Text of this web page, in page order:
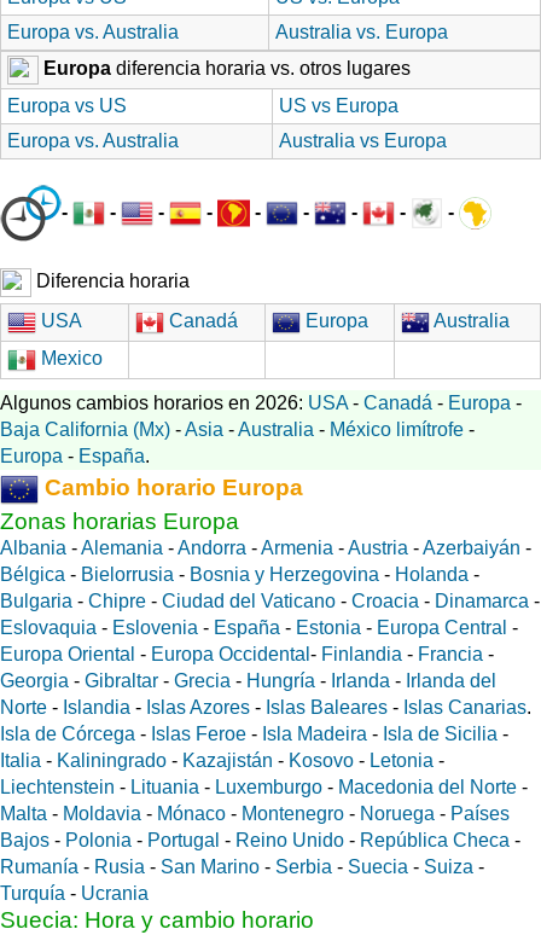
Europa vs. Australia
Australia vs. Europa
Europa diferencia horaria vs. otros lugares
Europa vs US
US vs Europa
Europa vs. Australia
Australia vs Europa
- - - - - - - - -
Diferencia horaria
USA
Canadá Europa
Australia
Mexico
Algunos cambios horarios en 2026: USA- Canadá - Europa -
Baja California (Mx) -Asia -Australia - México limítrofe -
Europa - España.
Cambio horario Europa
Zonas horarias Europa
Albania -Alemania -Andorra -Armenia -Austria -Azerbaiyán -
Bélgica - Bielorrusia - Bosnia y Herzegovina - Holanda -
Bulgaria - Chipre - Ciudad del Vaticano - Croacia - Dinamarca -
Eslovaquia - Eslovenia - España - Estonia - Europa Central -
Europa Oriental - Europa Occidental - Finlandia - Francia -
Georgia - Gibraltar - Grecia - Hungría - Irlanda - Irlanda del
Norte - Islandia - Islas Azores - Islas Baleares - Islas Canarias.
Isla de Córcega - Islas Feroe - Isla Madeira - Isla de Sicilia -
Italia - Kaliningrado - Kazajistán - Kosovo - Letonia -
Liechtenstein - Lituania - Luxemburgo - Macedonia del Norte -
Malta - Moldavia - Mónaco - Montenegro - Noruega - Países
Bajos - Polonia - Portugal - Reino Unido - República Checa -
Rumanía - Rusia - San Marino - Serbia - Suecia - Suiza -
Turquía - Ucrania
Suecia: Hora y cambio horario